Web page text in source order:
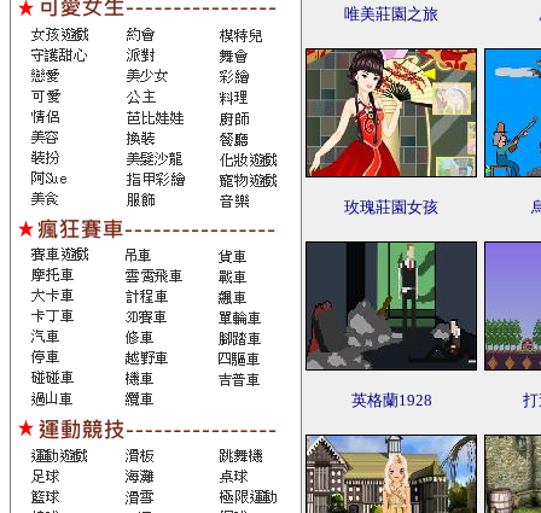
唯美莊園之旅
玫瑰莊園女孩
英格蘭1928